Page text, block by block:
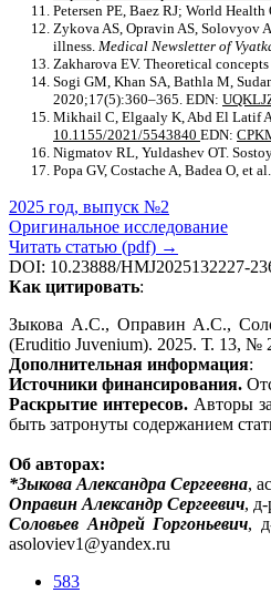
Petersen PE, Baez RJ; World
Zykova AS, Opravin AS, Solovyov
illness. Medical Newsletter of
Zakharova EV. Theoretical
Sogi GM, Khan SA, Bathla M,
2020;17(5):360–365. EDN:
Mikhail C, Elgaaly K, Abd El Latif
10.1155/2021/5543840 EDN:
Nigmatov RL, Yuldashev OT.
Popa GV, Costache A, Badea O,
2025 год, выпуск №2
Оригинальное исследование
Читать статью (pdf) →
DOI: 10.23888/HMJ2025132227-
Как цитировать:
Зыкова А.С., Оправин А.С.,
(Eruditio Juvenium). 2025. Т. 13,
Дополнительная информация:
Источники финансирования.
Раскрытие интересов.Авторы
быть затронуты содержанием
Об авторах:
*Зыкова Александра Сергеевна,
Оправин Александр Сергеевич,
Соловьев Андрей Горгоньевич,
asoloviev1@yandex.ru
583